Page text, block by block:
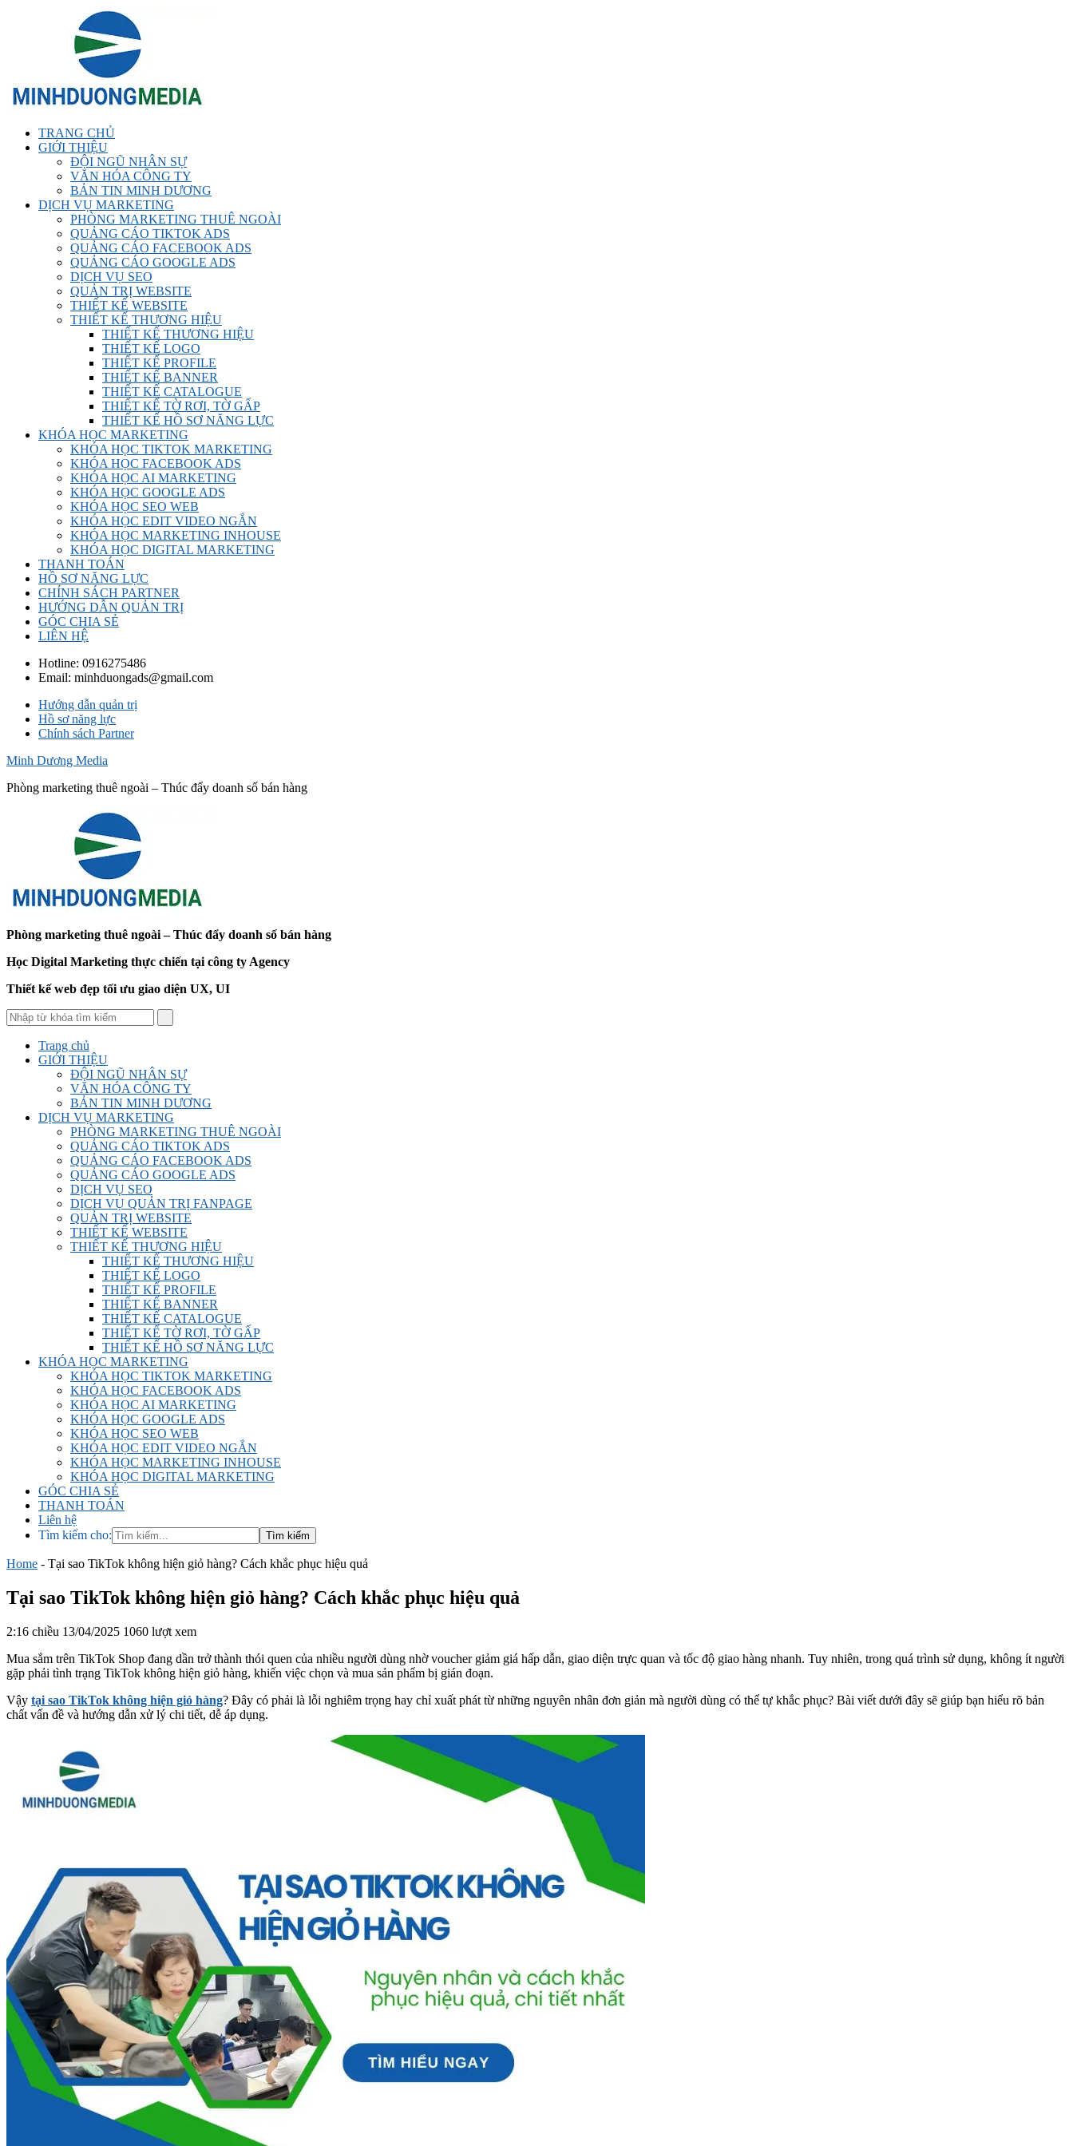
TRANG CHỦ
GIỚI THIỆU
ĐỘI NGŨ NHÂN SỰ
VĂN HÓA CÔNG TY
BẢN TIN MINH DƯƠNG
DỊCH VỤ MARKETING
PHÒNG MARKETING THUÊ NGOÀI
QUẢNG CÁO TIKTOK ADS
QUẢNG CÁO FACEBOOK ADS
QUẢNG CÁO GOOGLE ADS
DỊCH VỤ SEO
QUẢN TRỊ WEBSITE
THIẾT KẾ WEBSITE
THIẾT KẾ THƯƠNG HIỆU
THIẾT KẾ THƯƠNG HIỆU
THIẾT KẾ LOGO
THIẾT KẾ PROFILE
THIẾT KẾ BANNER
THIẾT KẾ CATALOGUE
THIẾT KẾ TỜ RƠI, TỜ GẤP
THIẾT KẾ HỒ SƠ NĂNG LỰC
KHÓA HỌC MARKETING
KHÓA HỌC TIKTOK MARKETING
KHÓA HỌC FACEBOOK ADS
KHÓA HỌC AI MARKETING
KHÓA HỌC GOOGLE ADS
KHÓA HỌC SEO WEB
KHÓA HỌC EDIT VIDEO NGẮN
KHÓA HỌC MARKETING INHOUSE
KHÓA HỌC DIGITAL MARKETING
THANH TOÁN
HỒ SƠ NĂNG LỰC
CHÍNH SÁCH PARTNER
HƯỚNG DẪN QUẢN TRỊ
GÓC CHIA SẺ
LIÊN HỆ
Hotline: 0916275486
Email: minhduongads@gmail.com
Hướng dẫn quản trị
Hồ sơ năng lực
Chính sách Partner
Minh Dương Media
Phòng marketing thuê ngoài – Thúc đẩy doanh số bán hàng
Phòng marketing thuê ngoài – Thúc đẩy doanh số bán hàng
Học Digital Marketing thực chiến tại công ty Agency
Thiết kế web đẹp tối ưu giao diện UX, UI
Trang chủ
GIỚI THIỆU
ĐỘI NGŨ NHÂN SỰ
VĂN HÓA CÔNG TY
BẢN TIN MINH DƯƠNG
DỊCH VỤ MARKETING
PHÒNG MARKETING THUÊ NGOÀI
QUẢNG CÁO TIKTOK ADS
QUẢNG CÁO FACEBOOK ADS
QUẢNG CÁO GOOGLE ADS
DỊCH VỤ SEO
DỊCH VỤ QUẢN TRỊ FANPAGE
QUẢN TRỊ WEBSITE
THIẾT KẾ WEBSITE
THIẾT KẾ THƯƠNG HIỆU
THIẾT KẾ THƯƠNG HIỆU
THIẾT KẾ LOGO
THIẾT KẾ PROFILE
THIẾT KẾ BANNER
THIẾT KẾ CATALOGUE
THIẾT KẾ TỜ RƠI, TỜ GẤP
THIẾT KẾ HỒ SƠ NĂNG LỰC
KHÓA HỌC MARKETING
KHÓA HỌC TIKTOK MARKETING
KHÓA HỌC FACEBOOK ADS
KHÓA HỌC AI MARKETING
KHÓA HỌC GOOGLE ADS
KHÓA HỌC SEO WEB
KHÓA HỌC EDIT VIDEO NGẮN
KHÓA HỌC MARKETING INHOUSE
KHÓA HỌC DIGITAL MARKETING
GÓC CHIA SẺ
THANH TOÁN
Liên hệ
Tìm kiếm cho:
Home - Tại sao TikTok không hiện giỏ hàng? Cách khắc phục hiệu quả
Tại sao TikTok không hiện giỏ hàng? Cách khắc phục hiệu quả
2:16 chiều 13/04/2025 1060 lượt xem
Mua sắm trên TikTok Shop đang dần trở thành thói quen của nhiều người dùng nhờ voucher giảm giá hấp dẫn, giao diện trực quan và tốc độ giao hàng nhanh. Tuy nhiên, trong quá trình sử dụng, không ít người
gặp phải tình trạng TikTok không hiện giỏ hàng, khiến việc chọn và mua sản phẩm bị gián đoạn.
Vậy tại sao TikTok không hiện giỏ hàng? Đây có phải là lỗi nghiêm trọng hay chỉ xuất phát từ những nguyên nhân đơn giản mà người dùng có thể tự khắc phục? Bài viết dưới đây sẽ giúp bạn hiểu rõ bản
chất vấn đề và hướng dẫn xử lý chi tiết, dễ áp dụng.